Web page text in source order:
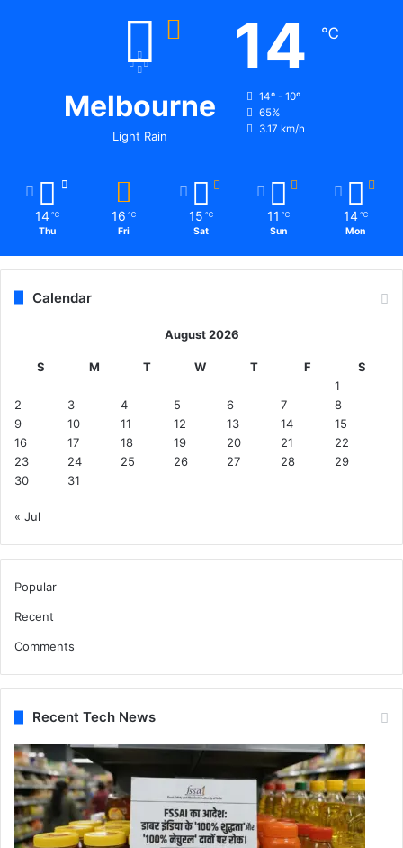
Melbourne
Light Rain
14 ℃
14º - 10º
65%
3.17 km/h
14 ℃
Thu
16 ℃
Fri
15 ℃
Sat
11 ℃
Sun
14 ℃
Mon
Calendar
August 2026
S M T W T F
S
1
2
3 4 5 6 7
8
9
10 11 12 13 14
15
16
17 18 19 20 21
22
23
24 25 26 27 28
29
30
31
« Jul
Popular
Recent
Comments
Recent Tech News